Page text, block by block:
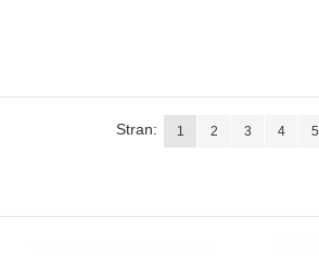
Stran: 1 2 3 4 5